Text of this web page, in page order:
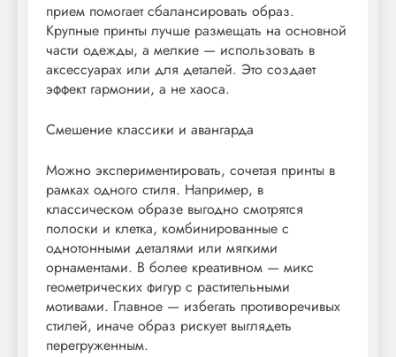
прием помогает сбалансировать образ.
Крупные принты лучше размещать на основной
части одежды, а мелкие — использовать в
аксессуарах или для деталей. Это создает
эффект гармонии, а не хаоса.
Смешение классики и авангарда
Можно экспериментировать, сочетая принты в
рамках одного стиля. Например, в
классическом образе выгодно смотрятся
полоски и клетка, комбинированные с
однотонными деталями или мягкими
орнаментами. В более креативном — микс
геометрических фигур с растительными
мотивами. Главное — избегать противоречивых
стилей, иначе образ рискует выглядеть
перегруженным.